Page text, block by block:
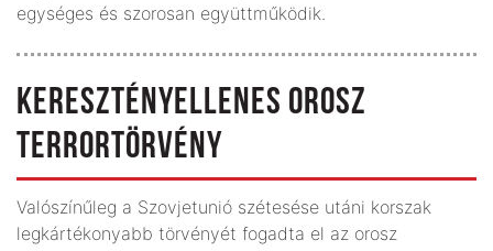
egységes és szorosan együttműködik.
KERESZTÉNYELLENES OROSZ
TERRORTÖRVÉNY
Valószínűleg a Szovjetunió szétesése utáni korszak
legkártékonyabb törvényét fogadta el az orosz